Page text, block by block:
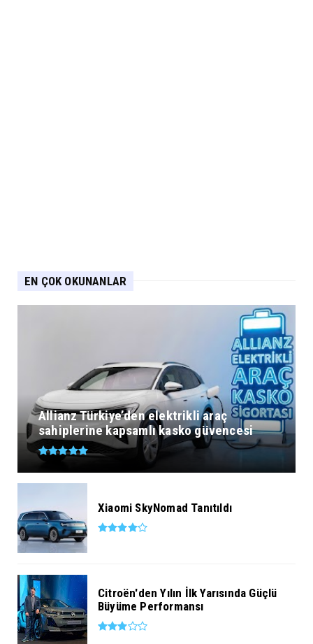
EN ÇOK OKUNANLAR
Allianz Türkiye’den elektrikli araç
sahiplerine kapsamlı kasko güvencesi
Xiaomi SkyNomad Tanıtıldı
Citroën'den Yılın İlk Yarısında Güçlü
Büyüme Performansı